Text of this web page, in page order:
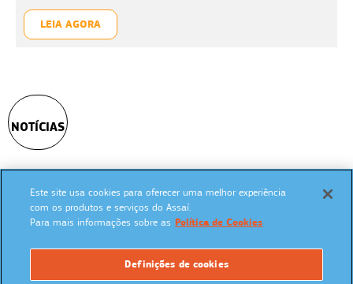
LEIA AGORA
NOTÍCIAS
SIGA NAS REDES SOCIAIS:
Este site usa cookies para oferecer uma melhor experiência
com os produtos e serviços do Assaí.
Para mais informações sobre as Política de Cookies
Definições de cookies